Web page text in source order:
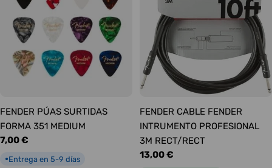
FENDER PÚAS SURTIDAS
FORMA 351 MEDIUM
Precio
7,00 €
●Entrega en 5-9 días
FENDER CABLE FENDER
INTRUMENTO PROFESIONAL
3M RECT/RECT
Precio
13,00 €